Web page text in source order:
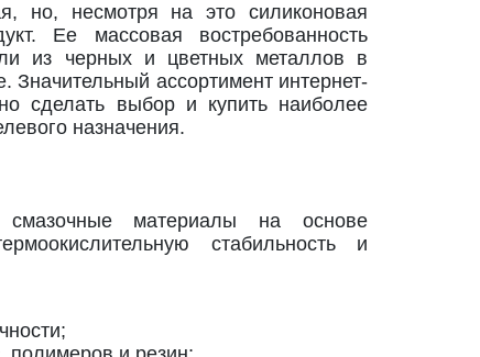
но, несмотря на это силиконовая
Ее массовая востребованность
из черных и цветных металлов в
ассортимент интернет-
сделать выбор и купить наиболее
назначения.
смазочные материалы на основе
стабильность и